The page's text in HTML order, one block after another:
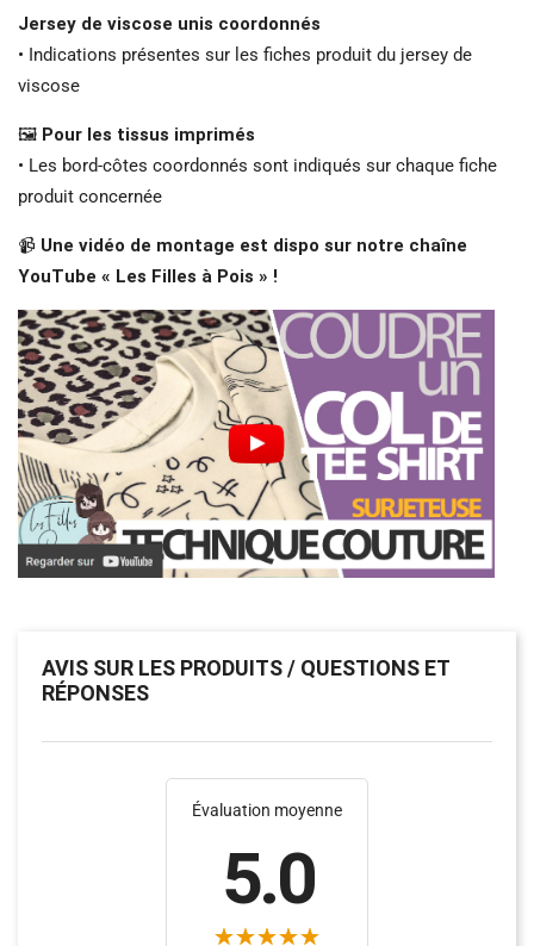
Jersey de viscose unis coordonnés
• Indications présentes sur les fiches produit du jersey de
viscose
🖼️ Pour les tissus imprimés
• Les bord-côtes coordonnés sont indiqués sur chaque fiche
produit concernée
📹 Une vidéo de montage est dispo sur notre chaîne
YouTube « Les Filles à Pois » !
AVIS SUR LES PRODUITS / QUESTIONS ET
RÉPONSES
Évaluation moyenne
5.0